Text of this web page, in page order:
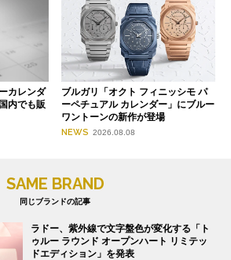
カレンダ
内でも販
ブルガリ「オクト フィニッシモ パ
ーペチュアル カレンダー」にブルー
ワントーンの新作が登場
NEWS 2026.08.08
SAME BRAND
同じブランドの記事
ラドー、紫外線で文字盤色が変化する「ト
ゥルー ラウンド オープンハート リミテッ
ドエディション」を発表